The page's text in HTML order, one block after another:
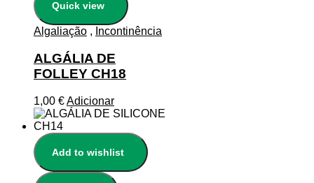
Quick view
Algaliação , Incontinência
ALGÁLIA DE
FOLLEY CH18
1,00 €Adicionar
Add to wishlist